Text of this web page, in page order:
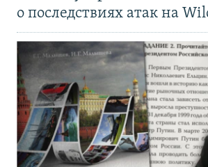
о последствиях атак на